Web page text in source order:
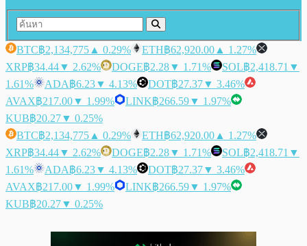
BTC฿2,134,775 ▲ 0.29% ETH฿62,920.00 ▲ 1.27%
XRP฿34.44▼ 2.62% DOGE฿2.28▼ 1.71% SOL฿2,418.71 ▼
1.61%
ADA฿6.23▼ 4.13% DOT฿27.37▼ 3.46%
AVAX฿217.00▼ 1.99% LINK฿266.59▼ 1.97%
KUB฿20.27▼ 0.25%
BTC฿2,134,775 ▲ 0.29% ETH฿62,920.00 ▲ 1.27%
XRP฿34.44▼ 2.62% DOGE฿2.28▼ 1.71% SOL฿2,418.71 ▼
1.61%
ADA฿6.23▼ 4.13% DOT฿27.37▼ 3.46%
AVAX฿217.00▼ 1.99% LINK฿266.59▼ 1.97%
KUB฿20.27▼ 0.25%